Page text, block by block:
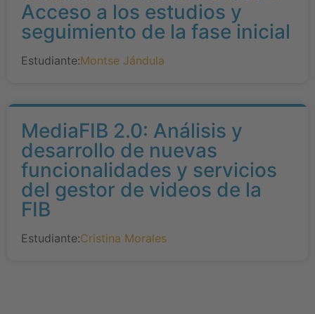
Acceso a los estudios y
seguimiento de la fase inicial
Estudiante:Montse Jándula
MediaFIB 2.0: Análisis y
desarrollo de nuevas
funcionalidades y servicios
del gestor de videos de la
FIB
Estudiante:Cristina Morales